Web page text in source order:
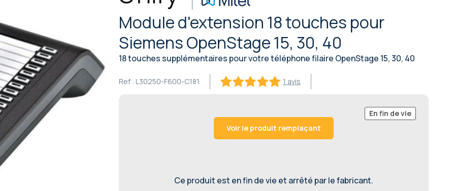
Module d'extension 18 touches pour
Siemens OpenStage 15, 30, 40
18 touches supplémentaires pour votre téléphone filaire OpenStage 15, 30, 40
1 avis
Ref : L30250-F600-C181
En fin de vie
Voir le produit remplaçant
Ce produit est en fin de vie et arrêté par le fabricant.